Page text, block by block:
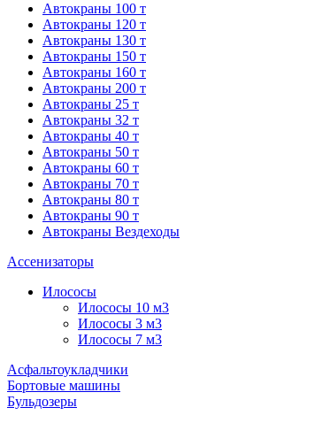
Автокраны 100 т
Автокраны 120 т
Автокраны 130 т
Автокраны 150 т
Автокраны 160 т
Автокраны 200 т
Автокраны 25 т
Автокраны 32 т
Автокраны 40 т
Автокраны 50 т
Автокраны 60 т
Автокраны 70 т
Автокраны 80 т
Автокраны 90 т
Автокраны Вездеходы
Ассенизаторы
Илососы
Илососы 10 м3
Илососы 3 м3
Илососы 7 м3
Асфальтоукладчики
Бортовые машины
Бульдозеры